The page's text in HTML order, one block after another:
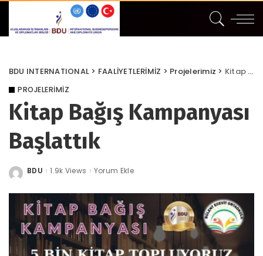
BDU INTERNATIONAL > FAALİYETLERİMİZ > Projelerimiz > Kitap Bağış Kampanyası Başlattık
PROJELERIMIZ
Kitap Bağış Kampanyası
Başlattık
Posted
BDU 1.9k Views Yorum Ekle